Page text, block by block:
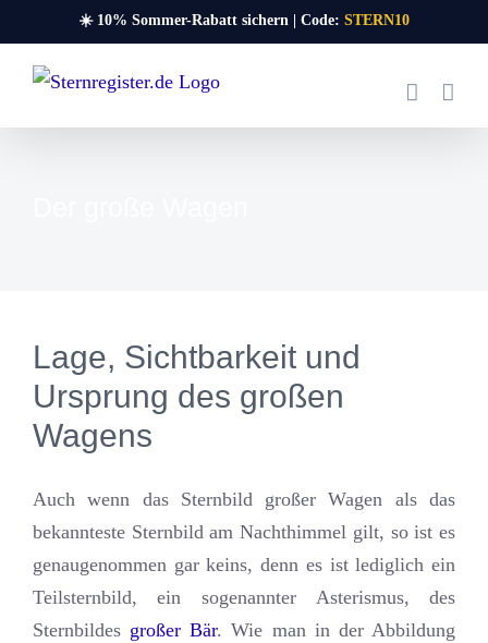
Inhalt
springen
☀️ 10% Sommer-Rabatt sichern | Code: STERN10
Lage, Sichtbarkeit und
Ursprung des großen
Wagens
Auch wenn das Sternbild großer Wagen als das
bekannteste Sternbild am Nachthimmel gilt, so ist es
genaugenommen gar keins, denn es ist lediglich ein
Teilsternbild, ein sogenannter Asterismus, des
Sternbildes großer Bär. Wie man in der Abbildung